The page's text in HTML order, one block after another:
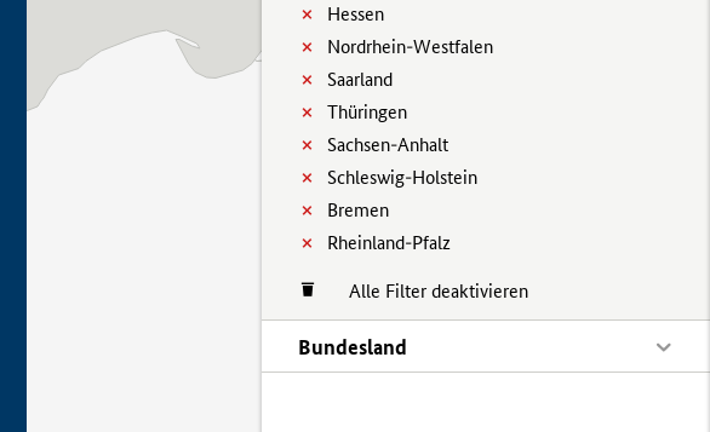
Hessen
Nordrhein-Westfalen
Saarland
Thüringen
Sachsen-Anhalt
Schleswig-Holstein
Bremen
Rheinland-Pfalz
Alle Filter deaktivieren
Bundesland